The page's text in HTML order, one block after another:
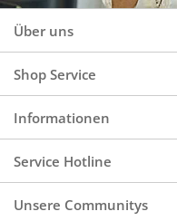
Über uns
Shop Service
Informationen
Service Hotline
Unsere Communitys